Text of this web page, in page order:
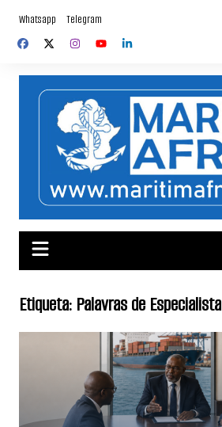
content
Whatsapp Telegram
Etiqueta: Palavras de Especialista